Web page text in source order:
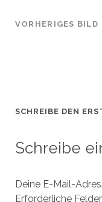
VORHERIGES BILD
SCHREIBE DEN
Schreibe
Deine E-Mail-
Erforderliche